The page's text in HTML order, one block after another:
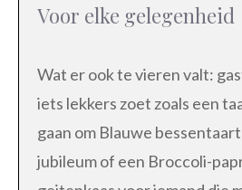
Voor elke gelegenheid
Wat er ook te vieren valt:
iets lekkers zoet zoals een
gaan om Blauwe
jubileum of een Broccoli-